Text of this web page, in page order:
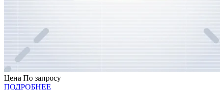
Цена По запросу
ПОДРОБНЕЕ